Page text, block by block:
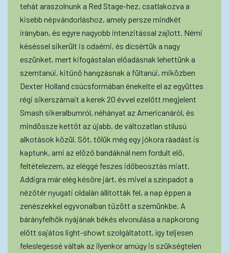
tehát araszolnunk a Red Stage-hez, csatlakozva a
kisebb népvándorláshoz, amely persze mindkét
irányban, és egyre nagyobb intenzitással zajlott. Némi
késéssel sikerült is odaérni, és dícsértük a nagy
eszünket, mert kifogástalan előadásnak lehettünk a
szemtanúi, kitűnő hangzásnak a fültanúi, miközben
Dexter Holland csúcsformában énekelte el az együttes
régi sikerszámait a kerek 20 évvel ezelőtt megjelent
Smash sikeralbumról, néhányat az Americanáról, és
mindössze kettőt az újabb, de változatlan stílusú
alkotások közül. Sőt, tőlük még egy jókora ráadást is
kaptunk, ami az előző bandáknál nem fordult elő,
feltételezem, az eléggé feszes időbeosztás miatt.
Addigra már elég későre járt, és mivel a színpadot a
nézőtér nyugati oldalán állították fel, a nap éppen a
zenészekkel egyvonalban tűzött a szemünkbe. A
bárányfelhők nyájának békés elvonulása a napkorong
előtt sajátos light-showt szolgáltatott, így teljesen
feleslegessé váltak az ilyenkor amúgy is szükségtelen